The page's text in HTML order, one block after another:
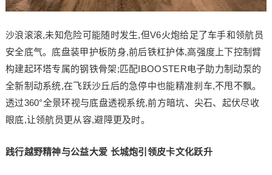
沙浪滚滚,未知危险可能随时发生,但V6火炮给足了车手和领航员
安全底气。底盘装甲护板防身,前后铁杠护体,高强度上下控制臂
构建起环塔专属的钢铁骨架;匹配IBOOSTER电子助力制动泵的
全新制动系统,在飞跃沙丘后的急停中也能精准刹车,不甩不飘。
透过360°全景环视与底盘透视系统,前方暗坑、尖石、起伏尽收
眼底,让领航员更从容,避障更及时。
践行越野精神与公益大爱 长城炮引领皮卡文化跃升